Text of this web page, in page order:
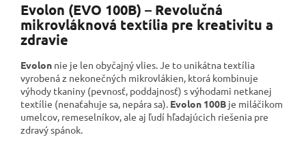
Evolon (EVO 100B) – Revolučná
mikrovláknová textília pre kreativitu a
zdravie
Evolon nie je len obyčajný vlies. Je to unikátna textília
vyrobená z nekonečných mikrovlákien, ktorá kombinuje
výhody tkaniny (pevnosť, poddajnosť) s výhodami netkanej
textílie (nenaťahuje sa, nepára sa). Evolon 100B je miláčikom
umelcov, remeselníkov, ale aj ľudí hľadajúcich riešenia pre
zdravý spánok.